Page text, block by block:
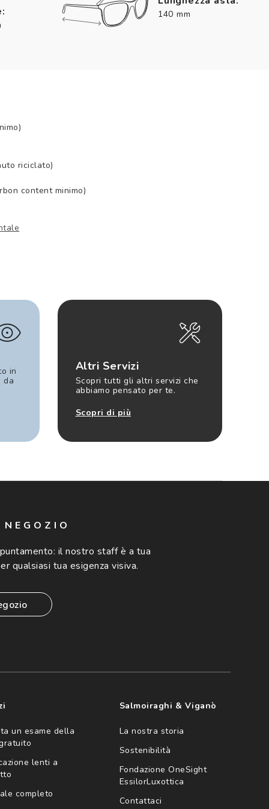
140 mm
riciclato)
content minimo)
in
da
Altri Servizi
Scopri tutti gli altri servizi che
abbiamo pensato per te.
Scopri di più
il nostro staff è a tua
qualsiasi tua esigenza visiva.
un esame della
lenti a
completo
Salmoiraghi & Viganò
La nostra storia
Sostenibilità
Fondazione OneSight
EssilorLuxottica
Contattaci